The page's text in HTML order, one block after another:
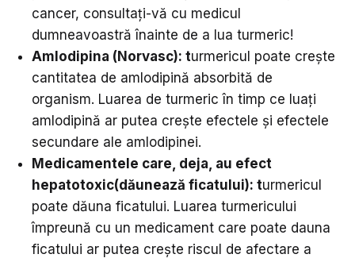
cancer, consultați-vă cu medicul
dumneavoastră înainte de a lua turmeric!
Amlodipina (Norvasc):turmericul poate crește
cantitatea de amlodipină absorbită de
organism. Luarea de turmeric în timp ce luați
amlodipină ar putea crește efectele și efectele
secundare ale amlodipinei.
Medicamentele care, deja, au efect
hepatotoxic(dăunează ficatului): turmericul
poate dăuna ficatului. Luarea turmericului
împreună cu un medicament care poate dauna
ficatului ar putea crește riscul de afectare a